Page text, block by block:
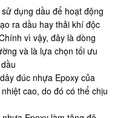
dụng dầu để hoạt động
ra dầu hay thải khí độc
vì vậy, đây là dòng
và là lựa chọn tối ưu
đúc nhựa Epoxy của
cao, do đó có thể chịu